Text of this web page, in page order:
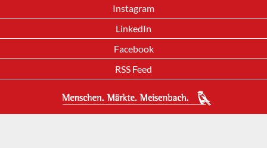
Instagram
LinkedIn
Facebook
RSS Feed